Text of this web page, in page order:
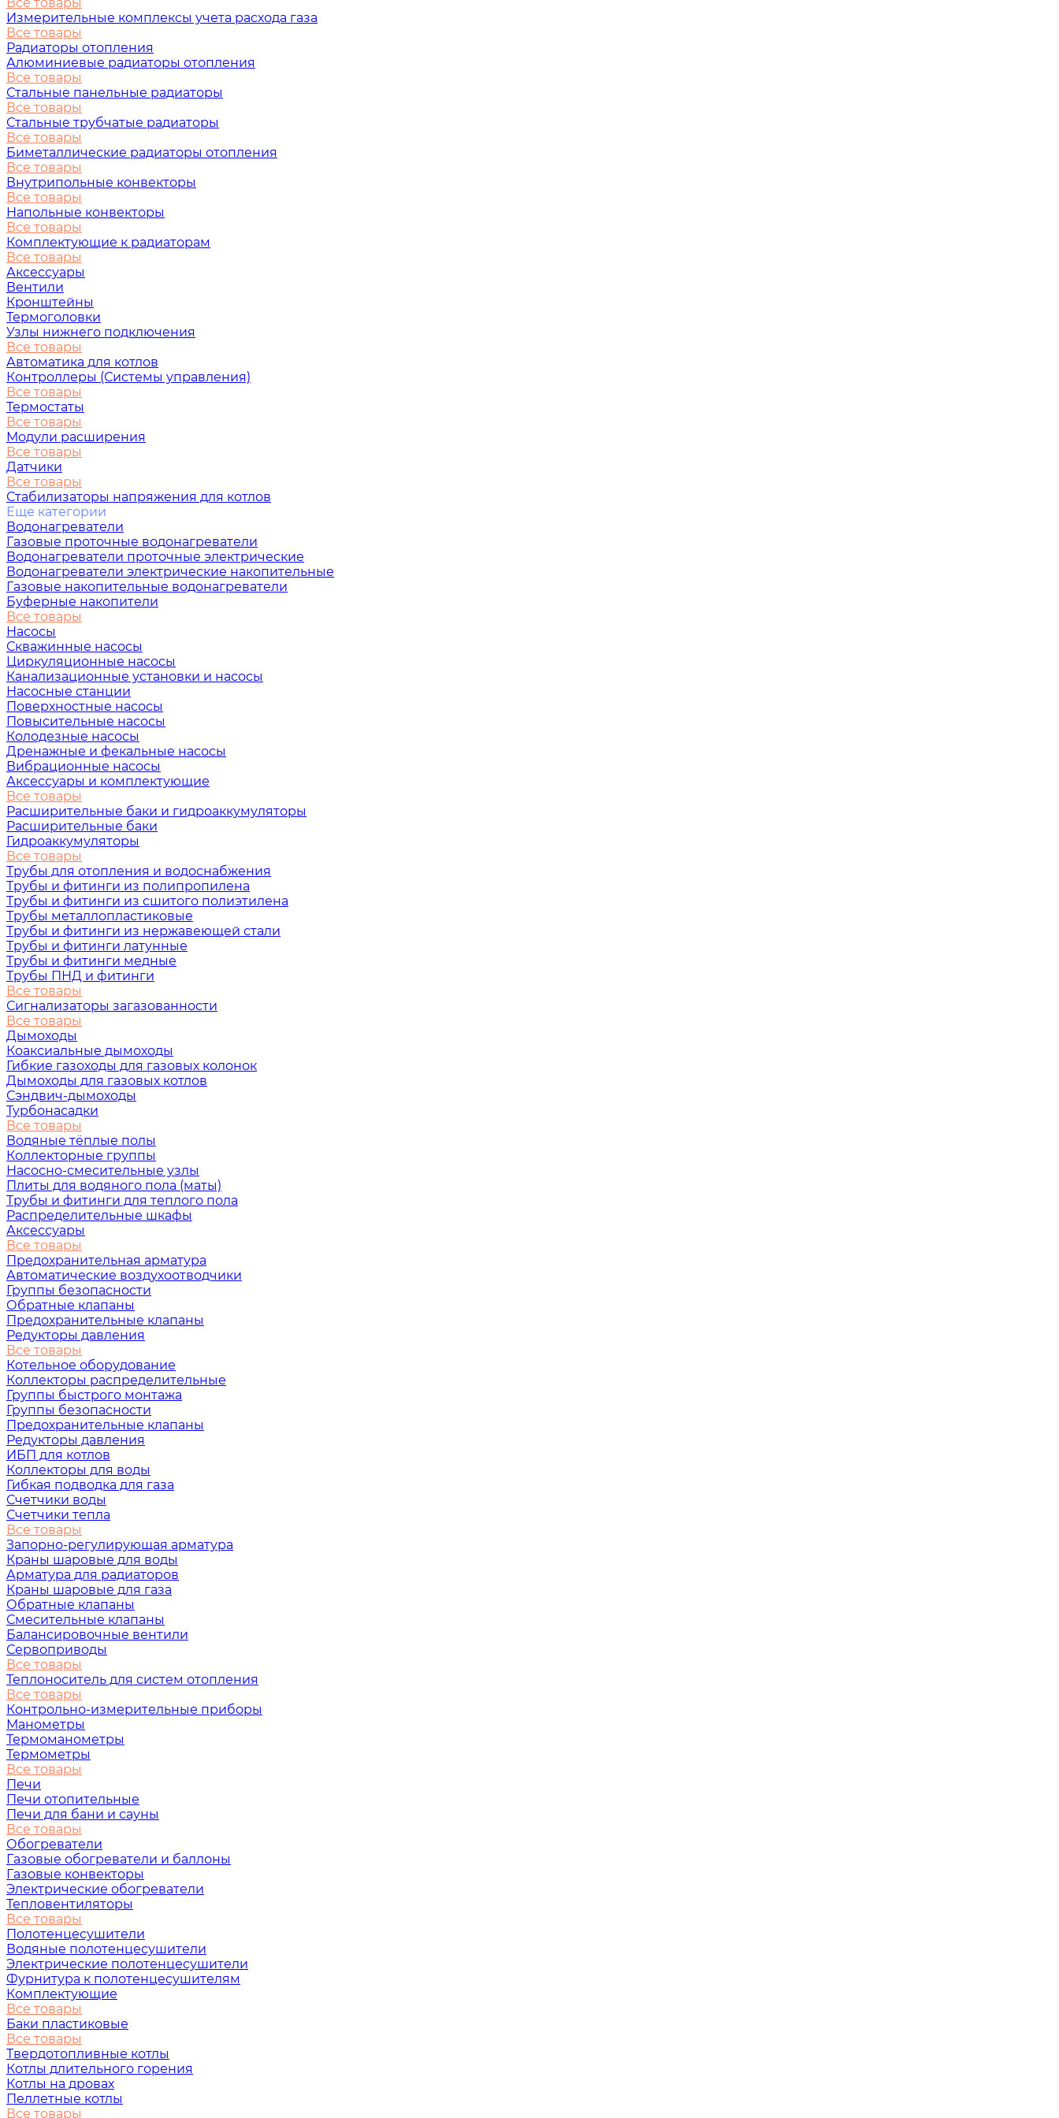
Измерительные комплексы учета расхода газа
Все товары
Радиаторы отопления
Алюминиевые радиаторы отопления
Все товары
Стальные панельные радиаторы
Все товары
Стальные трубчатые радиаторы
Все товары
Биметаллические радиаторы отопления
Все товары
Внутрипольные конвекторы
Все товары
Напольные конвекторы
Все товары
Комплектующие к радиаторам
Все товары
Аксессуары
Вентили
Кронштейны
Термоголовки
Узлы нижнего подключения
Все товары
Автоматика для котлов
Контроллеры (Системы управления)
Все товары
Термостаты
Все товары
Модули расширения
Все товары
Датчики
Все товары
Стабилизаторы напряжения для котлов
Еще категории
Водонагреватели
Газовые проточные водонагреватели
Водонагреватели проточные электрические
Водонагреватели электрические накопительные
Газовые накопительные водонагреватели
Буферные накопители
Все товары
Насосы
Скважинные насосы
Циркуляционные насосы
Канализационные установки и насосы
Насосные станции
Поверхностные насосы
Повысительные насосы
Колодезные насосы
Дренажные и фекальные насосы
Вибрационные насосы
Аксессуары и комплектующие
Все товары
Расширительные баки и гидроаккумуляторы
Расширительные баки
Гидроаккумуляторы
Все товары
Трубы для отопления и водоснабжения
Трубы и фитинги из полипропилена
Трубы и фитинги из сшитого полиэтилена
Трубы металлопластиковые
Трубы и фитинги из нержавеющей стали
Трубы и фитинги латунные
Трубы и фитинги медные
Трубы ПНД и фитинги
Все товары
Сигнализаторы загазованности
Все товары
Дымоходы
Коаксиальные дымоходы
Гибкие газоходы для газовых колонок
Дымоходы для газовых котлов
Сэндвич-дымоходы
Турбонасадки
Все товары
Водяные тёплые полы
Коллекторные группы
Насосно-смесительные узлы
Плиты для водяного пола (маты)
Трубы и фитинги для теплого пола
Распределительные шкафы
Аксессуары
Все товары
Предохранительная арматура
Автоматические воздухоотводчики
Группы безопасности
Обратные клапаны
Предохранительные клапаны
Редукторы давления
Все товары
Котельное оборудование
Коллекторы распределительные
Группы быстрого монтажа
Группы безопасности
Предохранительные клапаны
Редукторы давления
ИБП для котлов
Коллекторы для воды
Гибкая подводка для газа
Счетчики воды
Счетчики тепла
Все товары
Запорно-регулирующая арматура
Краны шаровые для воды
Арматура для радиаторов
Краны шаровые для газа
Обратные клапаны
Смесительные клапаны
Балансировочные вентили
Сервоприводы
Все товары
Теплоноситель для систем отопления
Все товары
Контрольно-измерительные приборы
Манометры
Термоманометры
Термометры
Все товары
Печи
Печи отопительные
Печи для бани и сауны
Все товары
Обогреватели
Газовые обогреватели и баллоны
Газовые конвекторы
Электрические обогреватели
Тепловентиляторы
Все товары
Полотенцесушители
Водяные полотенцесушители
Электрические полотенцесушители
Фурнитура к полотенцесушителям
Комплектующие
Все товары
Баки пластиковые
Все товары
Твердотопливные котлы
Котлы длительного горения
Котлы на дровах
Пеллетные котлы
Все товары